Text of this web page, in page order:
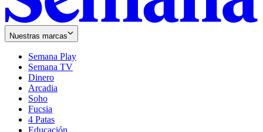
Nuestras marcas
Semana Play
Semana TV
Dinero
Arcadia
Soho
in
new
window
Fucsia
in
new
4 Patas
Educación